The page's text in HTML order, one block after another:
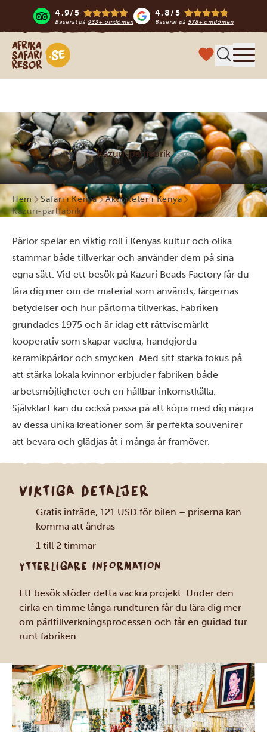
4.9/5
Baserat på 933+ omdömen
4.8/5
Baserat på 578+ omdömen
Safari-resor i Afrika
Kazuri-pärlfabrik
Hem Safari i Kenya
Aktiviteter i Kenya
Kazuri-pärlfabrik
Pärlor spelar en viktig roll i Kenyas kultur och olika
stammar både tillverkar och använder dem på sina
egna sätt. Vid ett besök på Kazuri Beads Factory får du
lära dig mer om de material som används, färgernas
betydelser och hur pärlorna tillverkas. Fabriken
grundades 1975 och är idag ett rättvisemärkt
kooperativ som skapar vackra, handgjorda
keramikpärlor och smycken. Med sitt starka fokus på
att stärka lokala kvinnor erbjuder fabriken både
arbetsmöjligheter och en hållbar inkomstkälla.
Självklart kan du också passa på att köpa med dig några
av dessa unika kreationer som är perfekta souvenirer
att bevara och glädjas åt i många år framöver.
VIKTIGA DETALJER
Gratis inträde, 121 USD för bilen – priserna kan
komma att ändras
1 till 2 timmar
YTTERLIGARE INFORMATION
Ett besök stöder detta vackra projekt. Under den
cirka en timme långa rundturen får du lära dig mer
om pärltillverkningsprocessen och får en guidad tur
runt fabriken.